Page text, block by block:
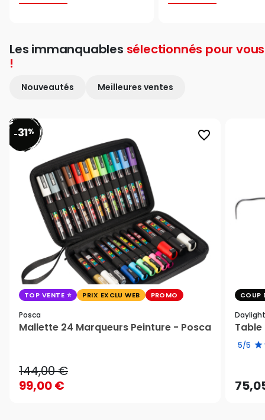
Les immanquables sélectionnés pour vous
!
Nouveautés Meilleures ventes
favorite_border
-31%
TOP VENTE PRIX EXCLU WEB PROMO
Posca
Mallette 24 Marqueurs Peinture - Posca
144,00 €
99,00 €
COUP
Daylight
Table
5/5